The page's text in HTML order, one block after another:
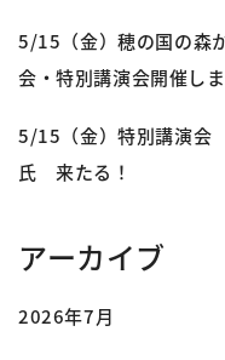
5/15（金）穂の国の森
会・特別講演会開催しま
5/15（金）特別講演
氏 来たる！
アーカイブ
2026年7月